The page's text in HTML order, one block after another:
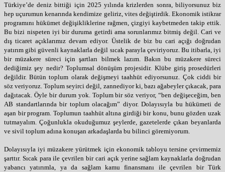
Türkiye’de deniz bittiği için 2025 yılında krizlerden sonra, biliyorsunuz biz
hep uçurumun kenarında kendimize geliriz, vites değiştirdik. Ekonomik istikrar
programını hükümet değişikliklerine rağmen, çizgiyi kaybetmeden takip ettik.
Bu bizi nispeten iyi bir duruma getirdi ama sorunlarımız bitmiş değil. Cari ve
dış ticaret açıklarımız devam ediyor. Üstelik de biz bu cari açığı doğrudan
yatırım gibi güvenli kaynaklarla değil sıcak parayla çeviriyoruz. Bu itibarla, iyi
bir müzakere süreci için şartları bilmek lazım. Bakın bu müzakere süreci
dediğimiz şey nedir? Toplumsal dönüşüm projesidir. Klübe giriş prosedürleri
değildir. Bütün toplum olarak değişmeyi taahhüt ediyorsunuz. Çok ciddi bir
söz veriyoruz. Toplum seyirci değil, zannediyor ki, bazı ağabeyler çıkacak, para
dağıtacak. Öyle bir durum yok. Toplum bir söz veriyor, “ben değişeceğim, ben
AB standartlarında bir toplum olacağım” diyor. Dolayısıyla bu hükümeti de
aşan bir program. Toplumun taahhüt altına girdiği bir konu, bunu gözden uzak
tutmayalım. Çoğunlukla okuduğumuz şeylerde, gazetelerde çıkan beyanlarda
ve sivil toplum adına konuşan arkadaşlarda bu bilinci göremiyorum.
Dolayısıyla iyi müzakere yürütmek için ekonomik tabloyu tersine çevirmemiz
şarttır. Sıcak para ile çevrilen bir cari açık yerine sağlam kaynaklarla doğrudan
yabancı yatırımla, ya da sağlam kamu finansmanı ile çevrilen bir Türk